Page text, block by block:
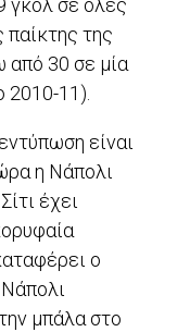
γκολ σε όλες
παίκτης της
από 30 σε μία
2010-11).
είναι
η Νάπολι
έχει
ο
μπάλα στο